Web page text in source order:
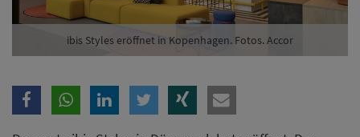
ibis Styles eröffnet in Kopenhagen. Fotos. Accor
genommen.
Anmelden Danke, heute nicht